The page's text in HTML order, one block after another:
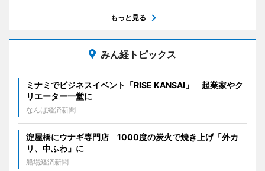
もっと見る
みん経トピックス
ミナミでビジネスイベント「RISE KANSAI」 起業家やク
リエーター一堂に
なんば経済新聞
淀屋橋にウナギ専門店 1000度の炭火で焼き上げ「外カ
リ、中ふわ」に
船場経済新聞